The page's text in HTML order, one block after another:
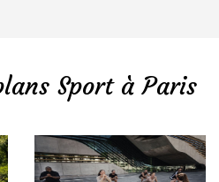
Sport à Paris